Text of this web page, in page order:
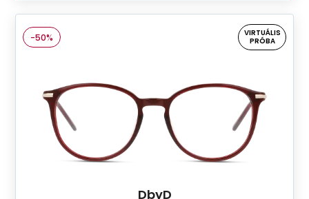
-50%
VIRTUÁLIS
PRÓBA
DbyD